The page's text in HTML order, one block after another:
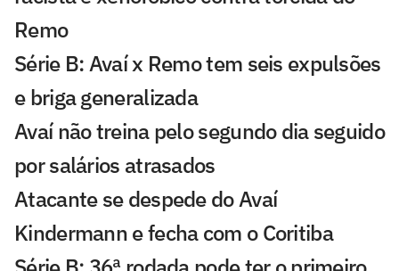
Remo
Série B: Avaí x Remo tem seis expulsões
e briga generalizada
Avaí não treina pelo segundo dia seguido
por salários atrasados
Atacante se despede do Avaí
Kindermann e fecha com o Coritiba